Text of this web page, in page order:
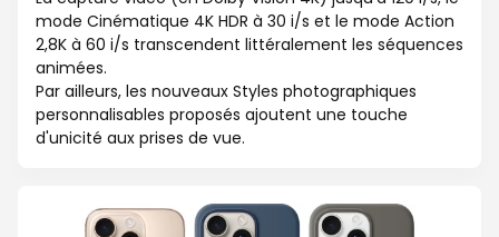
mode Cinématique 4K HDR à 30 i/s et le mode Action
2,8K à 60 i/s transcendent littéralement les séquences
animées.
Par ailleurs, les nouveaux Styles photographiques
personnalisables proposés ajoutent une touche
d'unicité aux prises de vue.